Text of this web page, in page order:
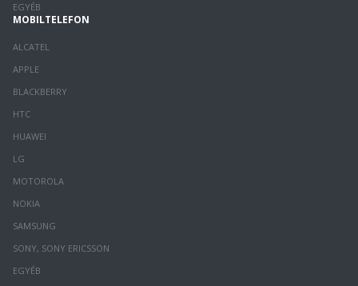
EGYÉB
MOBILTELEFON
ALCATEL
APPLE
BLACKBERRY
HTC
HUAWEI
LG
MOTOROLA
NOKIA
SAMSUNG
SONY, SONY ERICSSON
EGYÉB